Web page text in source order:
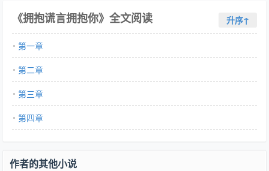
《拥抱谎言拥抱你》全文阅读 升序↑
第一章
第二章
第三章
第四章
作者的其他小说